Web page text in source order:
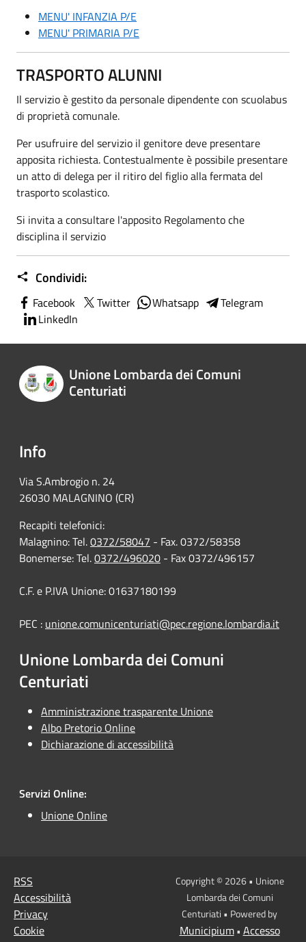
MENU' INFANZIA P/E
MENU' PRIMARIA P/E
TRASPORTO ALUNNI
Il servizio è gestito da personale dipendente con scuolabus
di proprietà comunale.
Per usufruire del servizio il genitore deve presentare
apposita richiesta. Contestualmente è possibile presentare
un atto di delega per il ritiro del figlio alla fermata del
trasporto scolastico.
Si invita a consultare l'apposito Regolamento che
disciplina il servizio
Condividi:
Facebook Twitter Whatsapp
Telegram
LinkedIn
Unione Lombarda dei Comuni
Centuriati
Info
Via S.Ambrogio n. 24
26030 MALAGNINO (CR)
Recapiti telefonici:
Malagnino: Tel.0372/58047 - Fax. 0372/58358
Bonemerse: Tel.0372/496020 - Fax 0372/496157
C.F. e P.IVA Unione: 01637180199
PEC : unione.comunicenturiati@pec.regione.lombardia.it
Unione Lombarda dei Comuni
Centuriati
Amministrazione trasparente Unione
Albo Pretorio Online
Dichiarazione di accessibilità
Servizi Online:
Unione Online
RSS
Accessibilità
Privacy
Cookie
Copyright © 2026 • Unione
Lombarda dei Comuni
Centuriati • Powered by
Municipium• Accesso